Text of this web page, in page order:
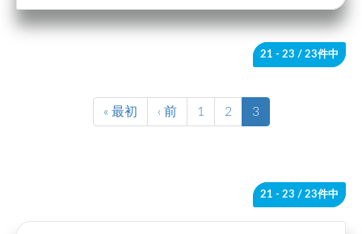
21 - 23 / 23件中
« 最初 ‹ 前 1 2 3
21 - 23 / 23件中